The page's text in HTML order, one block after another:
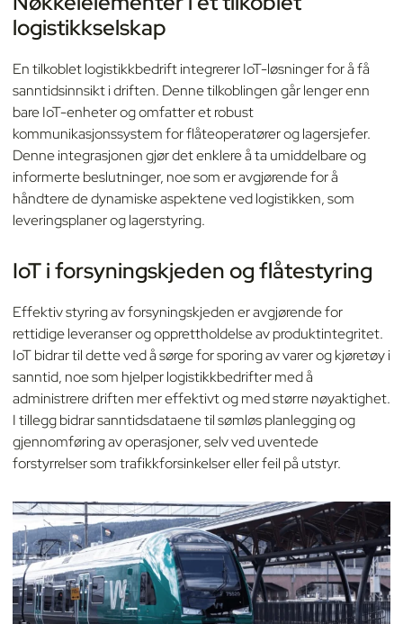
logistikkselskap
En tilkoblet logistikkbedrift integrerer IoT-løsninger for å få
sanntidsinnsikt i driften. Denne tilkoblingen går lenger enn
bare IoT-enheter og omfatter et robust
kommunikasjonssystem for flåteoperatører og lagersjefer.
Denne integrasjonen gjør det enklere å ta umiddelbare og
informerte beslutninger, noe som er avgjørende for å
håndtere de dynamiske aspektene ved logistikken, som
leveringsplaner og lagerstyring.
IoT i forsyningskjeden og flåtestyring
Effektiv styring av forsyningskjeden er avgjørende for
rettidige leveranser og opprettholdelse av produktintegritet.
IoT bidrar til dette ved å sørge for sporing av varer og kjøretøy i
sanntid, noe som hjelper logistikkbedrifter med å
administrere driften mer effektivt og med større nøyaktighet.
I tillegg bidrar sanntidsdataene til sømløs planlegging og
gjennomføring av operasjoner, selv ved uventede
forstyrrelser som trafikkforsinkelser eller feil på utstyr.